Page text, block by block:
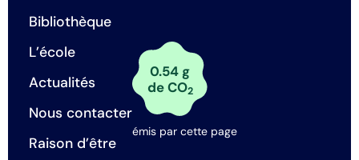
Bibliothèque
L’école
Actualités
Nous contacter
Raison d’être
0.54 g
de CO2
émis par cette page